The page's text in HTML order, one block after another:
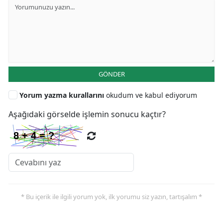
GÖNDER
Yorum yazma kurallarını okudum ve kabul ediyorum
Aşağıdaki görselde işlemin sonucu kaçtır?
* Bu içerik ile ilgili yorum yok, ilk yorumu siz yazın, tartışalım *